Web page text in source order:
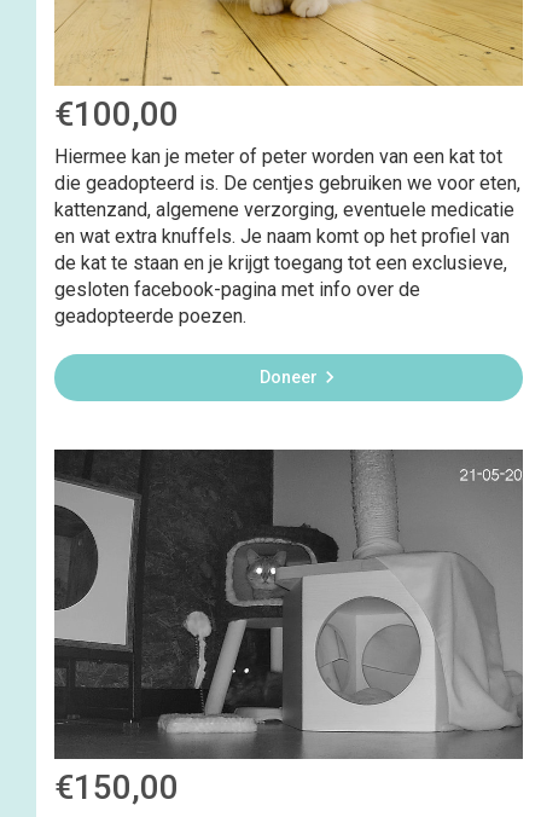
€100,00
Hiermee kan je meter of peter worden van een kat tot
die geadopteerd is. De centjes gebruiken we voor eten,
kattenzand, algemene verzorging, eventuele medicatie
en wat extra knuffels. Je naam komt op het profiel van
de kat te staan en je krijgt toegang tot een exclusieve,
gesloten facebook-pagina met info over de
geadopteerde poezen.
Doneer 
€150,00